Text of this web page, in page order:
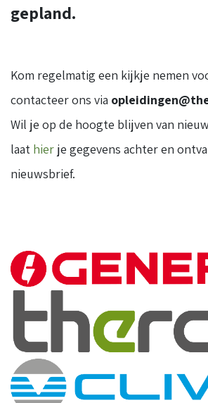
gepland.
Kom regelmatig een kijkje nemen
contacteer ons via
Wil je op de hoogte blijven van
laat hier je gegevens achter en
nieuwsbrief.